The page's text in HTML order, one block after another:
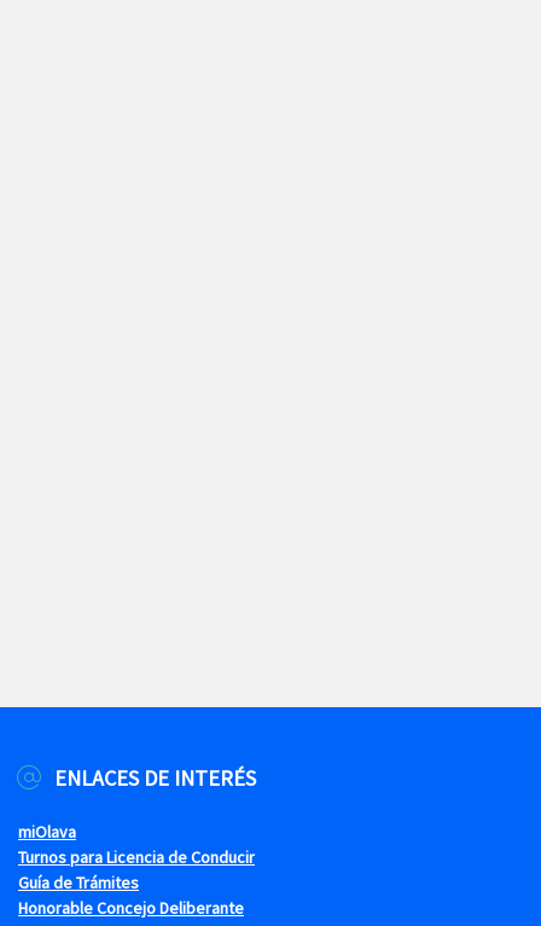
ENLACES DE INTERÉS
miOlava
Turnos para Licencia de Conducir
Guía de Trámites
Honorable Concejo Deliberante